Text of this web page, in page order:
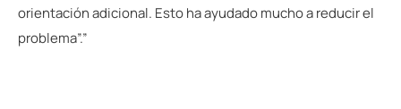
orientación adicional. Esto ha ayudado mucho a reducir el
problema”.”